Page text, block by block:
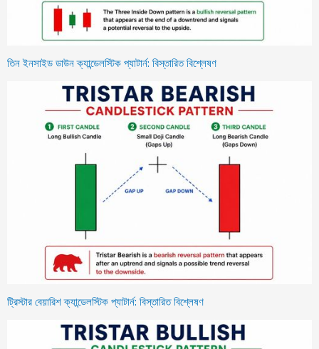
তিন ইনসাইড ডাউন ক্যান্ডেলস্টিক প্যাটার্ন: বিস্তারিত বিশ্লেষণ
ট্রিস্টার বেয়ারিশ ক্যান্ডেলস্টিক প্যাটার্ন: বিস্তারিত বিশ্লেষণ